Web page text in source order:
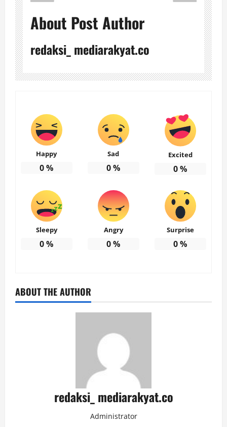
About Post Author
redaksi_ mediarakyat.co
Happy
0%
Sad
0%
Excited
0%
Sleepy
0%
Angry
0%
Surprise
0%
ABOUT THE AUTHOR
redaksi_ mediarakyat.co
Administrator